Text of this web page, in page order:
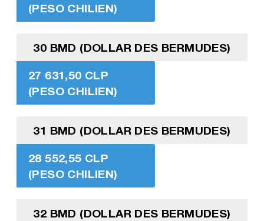
(PESO CHILIEN)
30 BMD (DOLLAR DES BERMUDES)
27 631,50 CLP
(PESO CHILIEN)
31 BMD (DOLLAR DES BERMUDES)
28 552,55 CLP
(PESO CHILIEN)
32 BMD (DOLLAR DES BERMUDES)